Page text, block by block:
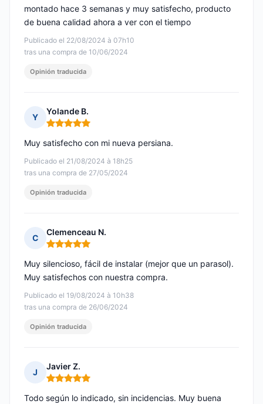
Publicado el 22/08/2024 à 07h10
tras una compra de 10/06/2024
montado hace 3 semanas y muy satisfecho, producto
de buena calidad ahora a ver con el tiempo
Opinión traducida
Y
Yolande B.
Nota: 5 de 5
Publicado el 21/08/2024 à 18h25
tras una compra de 27/05/2024
Muy satisfecho con mi nueva persiana.
Opinión traducida
C
Clemenceau N.
Nota: 5 de 5
Publicado el 19/08/2024 à 10h38
tras una compra de 26/06/2024
Muy silencioso, fácil de instalar (mejor que un parasol).
Muy satisfechos con nuestra compra.
Opinión traducida
J
Javier Z.
Nota: 5 de 5
Todo según lo indicado, sin incidencias. Muy buena